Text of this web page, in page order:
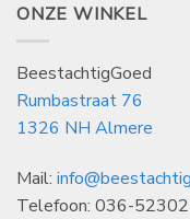
ONZE WINKEL
BeestachtigGoed
Rumbastraat 76
1326 NH Almere
Mail:
Telefoon: 036-